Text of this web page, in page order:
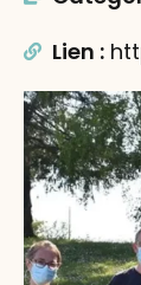
Lien :